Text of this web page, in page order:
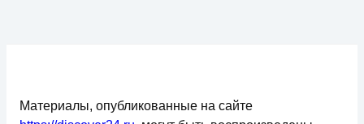
Материалы, опубликованные на сайте